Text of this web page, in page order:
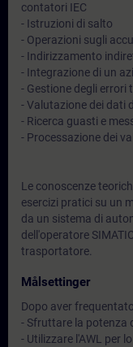
contatori IEC
- Istruzioni di salto
- Operazioni sugli
- Indirizzamento
- Integrazione di un
- Gestione degli
- Valutazione dei dati
- Ricerca guasti e
- Processazione dei
Le conoscenze
esercizi pratici su un
da un sistema di
dell'operatore
trasportatore.
Målsettinger
Dopo aver
- Sfruttare la potenza
- Utilizzare l'AWL per